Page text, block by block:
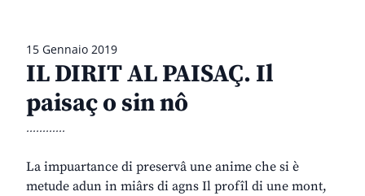
15 Gennaio 2019
IL DIRIT AL PAISAÇ. Il
paisaç o sin nô
............
La impuartance di preservâ une anime che si è
metude adun in miârs di agns Il profîl di une mont,